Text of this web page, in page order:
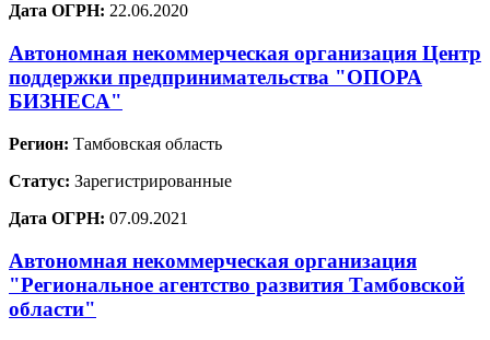
Дата ОГРН: 22.06.2020
Автономная некоммерческая организация Центр
поддержки предпринимательства "ОПОРА
БИЗНЕСА"
Регион: Тамбовская область
Статус: Зарегистрированные
Дата ОГРН: 07.09.2021
Автономная некоммерческая организация
"Региональное агентство развития Тамбовской
области"